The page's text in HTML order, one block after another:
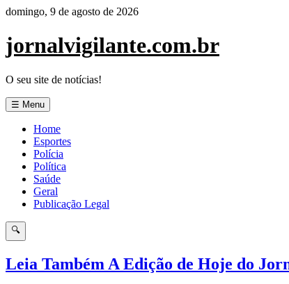
Pular
o
conteúdo
domingo, 9 de agosto de 2026
jornalvigilante.com.br
O seu site de notícias!
☰ Menu
Home
Esportes
Polícia
Política
Saúde
Geral
Publicação Legal
🔍
Leia Também A Edição de Hoje do